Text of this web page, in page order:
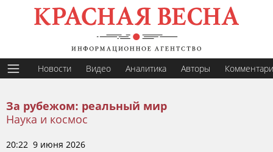
Новости Видео Аналитика Авторы
За рубежом: реальный мир
Наука и космос
20:22 9 июня 2026